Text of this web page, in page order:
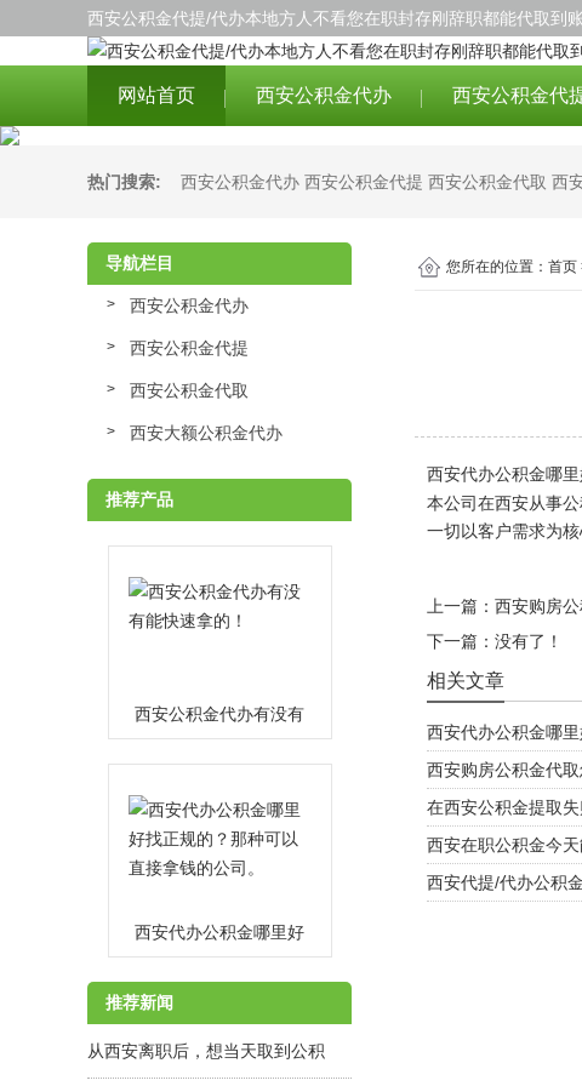
西安公积金代提/代办本地方人不看您在职封存刚辞职都能代取到
网站首页 西安公积金代办 西安公积金代
热门搜索: 西安公积金代办 西安公积金代提 西安公积金代取 西
导航栏目
西安公积金代办
西安公积金代提
西安公积金代取
西安大额公积金代办
推荐产品
西安公积金代办有没有
能快速拿的！
MORE
西安代办公积金哪里好
找正规的？那种可以直
接拿钱的公司。
MORE
推荐新闻
从西安离职后，想当天取到公积
您所在的位置： 首页
西安代办公积金哪
本公司在西安从事
一切以客户需求为
上一篇： 西安购房
下一篇：没有了！
相关文章
西安代办公积金哪
西安购房公积金代
在西安公积金提取
西安在职公积金今
西安代提/代办公积